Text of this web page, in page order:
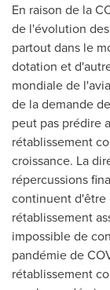
En raison de la
de l'évolution
partout dans le
dotation et
mondiale de
de la demande
peut pas prédire
rétablissement
croissance. La
répercussions
continuent d'être
rétablissement
impossible de
pandémie de
rétablissement